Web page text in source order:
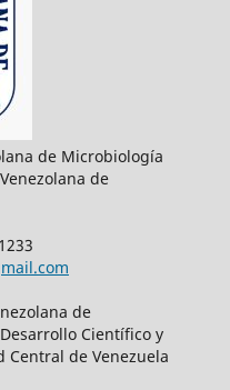
de Microbiología
de
de
Científico y
Central de Venezuela